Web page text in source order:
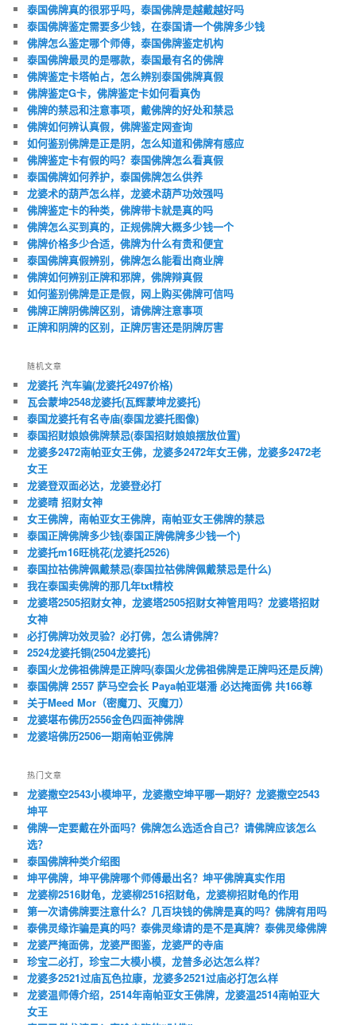
泰国佛牌真的很邪乎吗，泰国佛牌是越戴越好吗
泰国佛牌鉴定需要多少钱，在泰国请一个佛牌多少钱
佛牌怎么鉴定哪个师傅，泰国佛牌鉴定机构
泰国佛牌最灵的是哪款，泰国最有名的佛牌
佛牌鉴定卡塔帕占，怎么辨别泰国佛牌真假
佛牌鉴定G卡，佛牌鉴定卡如何看真伪
佛牌的禁忌和注意事项，戴佛牌的好处和禁忌
佛牌如何辨认真假，佛牌鉴定网查询
如何鉴别佛牌是正是阴，怎么知道和佛牌有感应
佛牌鉴定卡有假的吗？泰国佛牌怎么看真假
泰国佛牌如何养护，泰国佛牌怎么供养
龙婆术的葫芦怎么样，龙婆术葫芦功效强吗
佛牌鉴定卡的种类，佛牌带卡就是真的吗
佛牌怎么买到真的，正规佛牌大概多少钱一个
佛牌价格多少合适，佛牌为什么有贵和便宜
泰国佛牌真假辨别，佛牌怎么能看出商业牌
佛牌如何辨别正牌和邪牌，佛牌辩真假
如何鉴别佛牌是正是假，网上购买佛牌可信吗
佛牌正牌阴佛牌区别，请佛牌注意事项
正牌和阴牌的区别，正牌厉害还是阴牌厉害
随机文章
龙婆托 汽车骗(龙婆托2497价格)
瓦会蒙坤2548龙婆托(瓦辉蒙坤龙婆托)
泰国龙婆托有名寺庙(泰国龙婆托图像)
泰国招财娘娘佛牌禁忌(泰国招财娘娘摆放位置)
龙婆多2472南帕亚女王佛，龙婆多2472年女王佛，龙婆多2472老
女王
龙婆登双面必达，龙婆登必打
龙婆晴 招财女神
女王佛牌，南帕亚女王佛牌，南帕亚女王佛牌的禁忌
泰国正牌佛牌多少钱(泰国正牌佛牌多少钱一个)
龙婆托m16旺桃花(龙婆托2526)
泰国拉祜佛牌佩戴禁忌(泰国拉祜佛牌佩戴禁忌是什么)
我在泰国卖佛牌的那几年txt精校
龙婆塔2505招财女神，龙婆塔2505招财女神管用吗？龙婆塔招财
女神
必打佛牌功效灵验？必打佛，怎么请佛牌？
2524龙婆托铜(2504龙婆托)
泰国火龙佛祖佛牌是正牌吗(泰国火龙佛祖佛牌是正牌吗还是反牌)
泰国佛牌 2557 萨马空会长 Paya帕亚堪潘 必达掩面佛 共166尊
关于Meed Mor（密魔刀、灭魔刀）
龙婆堪布佛历2556金色四面神佛牌
龙婆培佛历2506一期南帕亚佛牌
热门文章
龙婆撒空2543小模坤平，龙婆撒空坤平哪一期好？龙婆撒空2543
坤平
佛牌一定要戴在外面吗？佛牌怎么选适合自己？请佛牌应该怎么
选？
泰国佛牌种类介绍图
坤平佛牌，坤平佛牌哪个师傅最出名？坤平佛牌真实作用
龙婆柳2516财龟，龙婆柳2516招财龟，龙婆柳招财龟的作用
第一次请佛牌要注意什么？几百块钱的佛牌是真的吗？佛牌有用吗
泰佛灵缘诈骗是真的吗？泰佛灵缘请的是不是真牌？泰佛灵缘佛牌
龙婆严掩面佛，龙婆严图鉴，龙婆严的寺庙
珍宝二必打，珍宝二大模小模，龙普多必达怎么样？
龙婆多2521过庙瓦色拉康，龙婆多2521过庙必打怎么样
龙婆温师傅介绍，2514年南帕亚女王佛牌，龙婆温2514南帕亚大
女王